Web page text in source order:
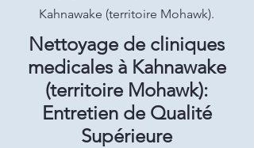
Kahnawake (territoire Mohawk).
Nettoyage de cliniques
medicales à Kahnawake
(territoire Mohawk):
Entretien de Qualité
Supérieure